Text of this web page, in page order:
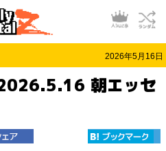
2026年5月16日
朝エッセ